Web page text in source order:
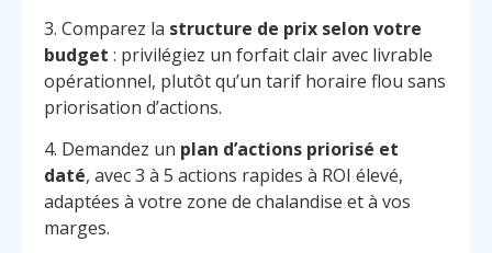
3. Comparez la structure de prix selon votre
budget : privilégiez un forfait clair avec livrable
opérationnel, plutôt qu’un tarif horaire flou sans
priorisation d’actions.
4. Demandez un plan d’actions priorisé et
daté, avec 3 à 5 actions rapides à ROI élevé,
adaptées à votre zone de chalandise et à vos
marges.